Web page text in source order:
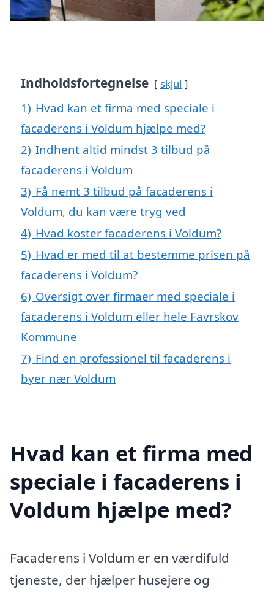
Indholdsfortegnelse skjul
1) Hvad kan et firma med speciale i
facaderens i Voldum hjælpe med?
2) Indhent altid mindst 3 tilbud på
facaderens i Voldum
3) Få nemt 3 tilbud på facaderens i
Voldum, du kan være tryg ved
4) Hvad koster facaderens i Voldum?
5) Hvad er med til at bestemme prisen på
facaderens i Voldum?
6) Oversigt over firmaer med speciale i
facaderens i Voldum eller hele Favrskov
Kommune
7) Find en professionel til facaderens i
byer nær Voldum
Hvad kan et firma med
speciale i facaderens i
Voldum hjælpe med?
Facaderens i Voldum er en værdifuld
tjeneste, der hjælper husejere og